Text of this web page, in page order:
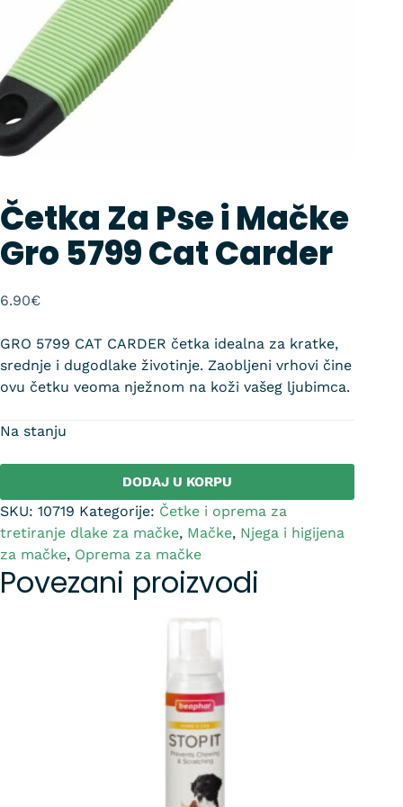
Četka Za Pse i Mačke
Gro 5799 Cat Carder
6.90€
GRO 5799 CAT CARDER četka idealna za kratke,
srednje i dugodlake životinje. Zaobljeni vrhovi čine
ovu četku veoma nježnom na koži vašeg ljubimca.
Na stanju
DODAJ U KORPU
SKU: 10719 Kategorije: Četke i oprema za
tretiranje dlake za mačke, Mačke, Njega i higijena
za mačke, Oprema za mačke
Povezani proizvodi